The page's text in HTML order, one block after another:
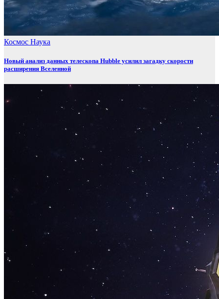
Космос Наука
Новый анализ данных телескопа Hubble усилил загадку скорости
расширения Вселенной